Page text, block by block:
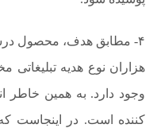
۴- مطابق هدف، محصول درست را انتخاب کنید:
هزاران نوع هدیه تبلیغاتی
وجود دارد. به همین خاطر
کننده است. در اینجاست که